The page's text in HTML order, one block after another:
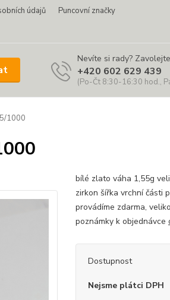
údajů
Puncovní značky
Nevíte si rady?
+420 602 629 439
(Po-Čt 8:30-16:30 hod.,
1000
bílé zlato váha 1,55g
zirkon šířka vrchní části
provádíme zdarma,
poznámky k objednávce
Dostupnost
Nejsme plátci DPH